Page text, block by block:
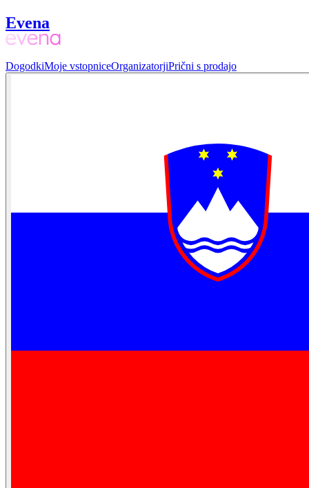
Evena
DogodkiMoje vstopniceOrganizatorjiPrični s prodajo